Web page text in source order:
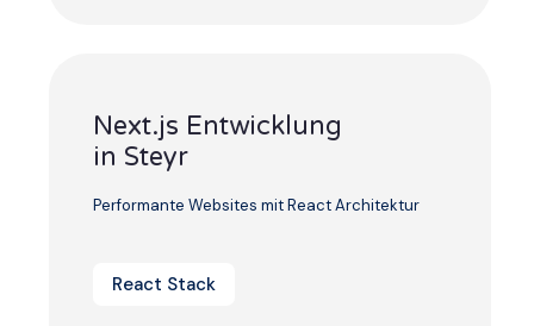
Next.js Entwicklung
in Steyr
Performante Websites mit React Architektur
React Stack